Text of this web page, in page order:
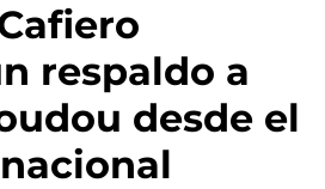
respaldo a
desde el